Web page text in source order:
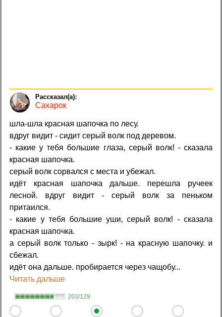
Сахарок
шла-шла красная шапочка по лесу.
вдруг видит - сидит серый волк под деревом.
- какие у тебя большие глаза, серый волк! - сказала
красная шапочка.
серый волк сорвался с места и убежал.
идёт красная шапочка дальше. перешла ручеек
лесной. вдруг видит - серый волк за пеньком
притаился.
- какие у тебя большие уши, серый волк! - сказала
красная шапочка.
а серый волк только - зырк! - на красную шапочку. и
сбежал.
идёт она дальше. пробирается через чащобу...
Читать дальше
203/129